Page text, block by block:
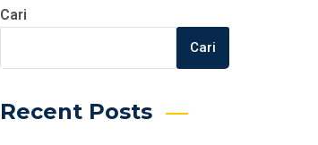
Cari
Cari
Recent Posts